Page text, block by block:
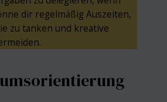
dir regelmäßig Auszeiten,
zu tanken und kreative